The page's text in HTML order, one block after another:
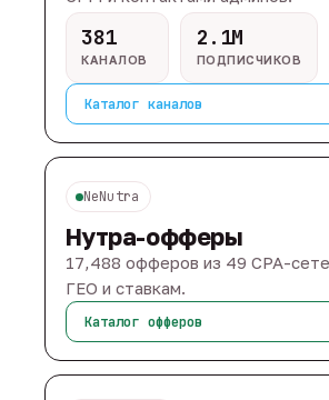
381
КАНАЛОВ
2.1M
ПОДПИСЧИКОВ
Каталог каналов
NeNutra
Нутра-офферы
17,488 офферов из 49 CPA-
ГЕО и ставкам.
Каталог офферов